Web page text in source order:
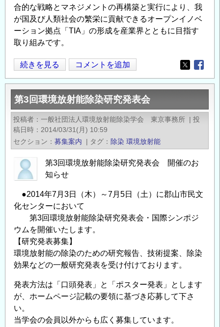
合的な戦略とマネジメントの再構築と実行により、我
が国及び人類社会の繁栄に貢献できるオープンイノベ
ーション拠点「TIA」の形成を産業界とともに目指す
取り組みです。
ワ
ー
ク
シ
ョ
ッ
プ
「放
射
性
質
に
る
汚
染
壌
等
の
減
続きを見る コメントを追加
Opens in
第3回環境放射能除染研究発表会
投稿者 一般社団法人環境放射能除染学会 東京事務所 | 投
稿日時
2014/03/31(月) 10:59
セクション
募集案内 | タグ 除染 環境放射能
第3回環境放射能除染研究発表会 開催のお
知らせ
●2014年7月3日（木）～7月5日（土）に郡山市民文
化センターにおいて
第3回環境放射能除染研究発表会・国際シンポジ
ウムを開催いたします。
【研究発表募集】
環境放射能の除染のための研究報告、技術提案、除染
効果などの一般研究発表を受け付けております。
発表方法は「口頭発表」と「ポスター発表」とします
が、ホームページ記載の要領に基づき応募して下さ
い。
当学会の会員以外からも広く募集しています。